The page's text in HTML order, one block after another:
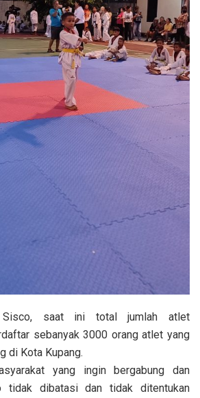
Sisco, saat ini total jumlah atlet
sebanyak 3000 orang atlet yang
di Kota Kupang.
yang ingin bergabung dan
tidak dibatasi dan tidak ditentukan